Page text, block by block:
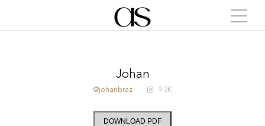
Johan
@johanbraz 9.3K
DOWNLOAD PDF